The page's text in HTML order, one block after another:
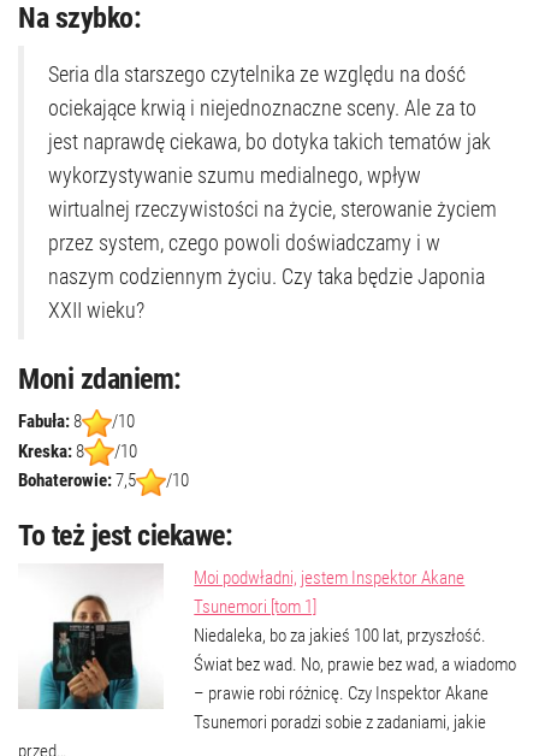
Na szybko:
Seria dla starszego czytelnika ze względu na dość
ociekające krwią i niejednoznaczne sceny. Ale za to
jest naprawdę ciekawa, bo dotyka takich tematów jak
wykorzystywanie szumu medialnego, wpływ
wirtualnej rzeczywistości na życie, sterowanie życiem
przez system, czego powoli doświadczamy i w
naszym codziennym życiu. Czy taka będzie Japonia
XXII wieku?
Moni zdaniem:
Fabuła:8
/10
Kreska:8
/10
Bohaterowie:7,5 /10
To też jest ciekawe:
Moi podwładni, jestem Inspektor Akane
Tsunemori [tom 1]
Niedaleka, bo za jakieś 100 lat, przyszłość.
Świat bez wad. No, prawie bez wad, a wiadomo
– prawie robi różnicę. Czy Inspektor Akane
Tsunemori poradzi sobie z zadaniami, jakie
przed…